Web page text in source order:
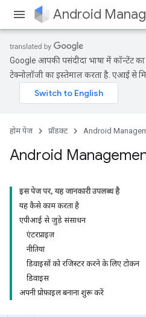
Android
Google आपकी पसंदीदा भाषा में कॉन्टेंट
टेक्नोलॉजी का इस्तेमाल करता है. एआई से
होम पेज प्रॉडक्ट Android
Android
इस पेज पर, यह जानकारी उपलब्ध है
यह कैसे काम करता है
एपीआई से जुड़े संसाधन
एंटरप्राइज़
नीतियां
डिवाइसों को रजिस्टर करने के लिए टोकन
डिवाइस
अपनी प्रोफ़ाइल बनाना शुरू करें